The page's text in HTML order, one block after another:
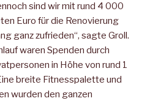
sind wir mit rund 4 000
Euro für die Renovierung
ganz zufrieden“, sagte Groll.
waren Spenden durch
in Höhe von rund 1
breite Fitnesspalette und
wurden den ganzen